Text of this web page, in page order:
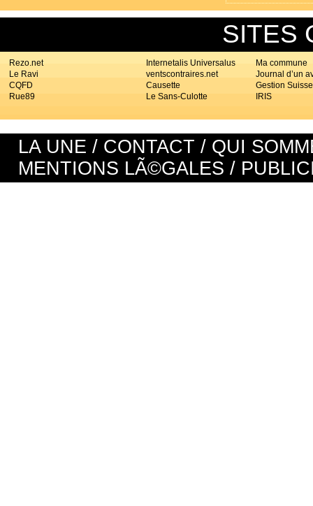
SITES
Rezo.net
Le Ravi
CQFD
Rue89
Ma commune
Journal d’un
Gestion Suisse
IRIS
Internetalis Universalus
ventscontraires.net
Causette
Le Sans-Culotte
LA UNE / CONTACT / QUI
MENTIONS LÃ©GALES /